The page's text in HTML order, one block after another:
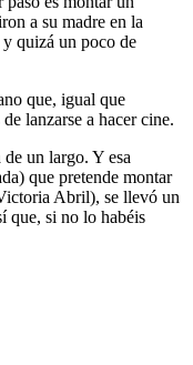
a su madre en la
y quizá un poco de
que, igual que
lanzarse a hacer cine.
un largo. Y esa
que pretende montar
Abril), se llevó un
que, si no lo habéis